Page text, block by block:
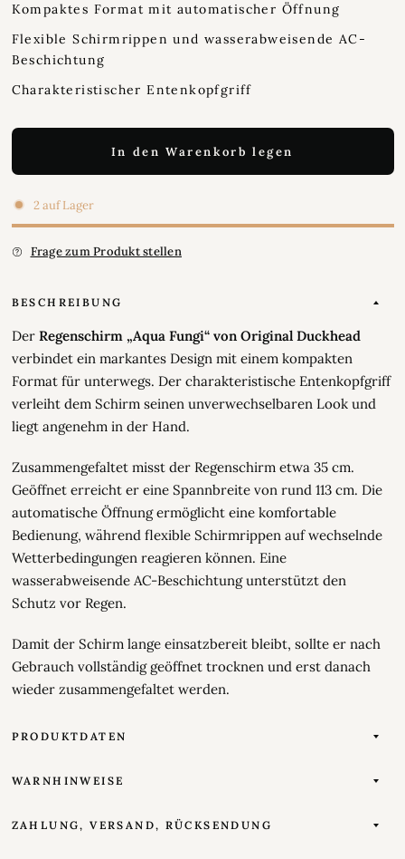
Kompaktes Format mit automatischer Öffnung
Flexible Schirmrippen und wasserabweisende AC-
Beschichtung
Charakteristischer Entenkopfgriff
In den Warenkorb legen
2 auf Lager
Frage zum Produkt stellen
BESCHREIBUNG
Der Regenschirm „Aqua Fungi“ von Original Duckhead
verbindet ein markantes Design mit einem kompakten
Format für unterwegs. Der charakteristische Entenkopfgriff
verleiht dem Schirm seinen unverwechselbaren Look und
liegt angenehm in der Hand.
Zusammengefaltet misst der Regenschirm etwa 35 cm.
Geöffnet erreicht er eine Spannbreite von rund 113 cm. Die
automatische Öffnung ermöglicht eine komfortable
Bedienung, während flexible Schirmrippen auf wechselnde
Wetterbedingungen reagieren können. Eine
wasserabweisende AC-Beschichtung unterstützt den
Schutz vor Regen.
Damit der Schirm lange einsatzbereit bleibt, sollte er nach
Gebrauch vollständig geöffnet trocknen und erst danach
wieder zusammengefaltet werden.
PRODUKTDATEN
WARNHINWEISE
ZAHLUNG, VERSAND, RÜCKSENDUNG